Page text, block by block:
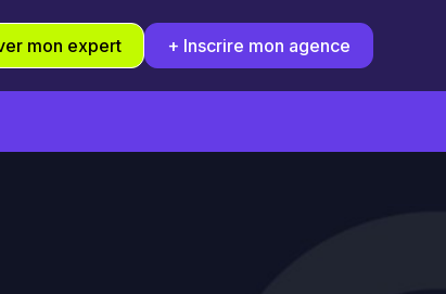
mon expert + Inscrire mon agence